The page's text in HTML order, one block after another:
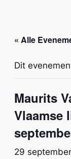
« Alle
Dit
Maurits
Vlaamse
29